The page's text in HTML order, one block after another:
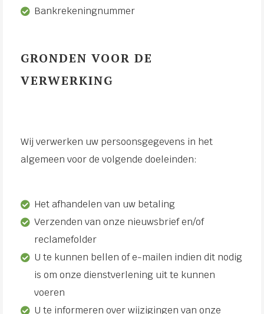
Bankrekeningnummer
GRONDEN VOOR DE
VERWERKING
Wij verwerken uw persoonsgegevens in het
algemeen voor de volgende doeleinden:
Het afhandelen van uw betaling
Verzenden van onze nieuwsbrief en/of
reclamefolder
U te kunnen bellen of e-mailen indien dit nodig
is om onze dienstverlening uit te kunnen
voeren
U te informeren over wijzigingen van onze